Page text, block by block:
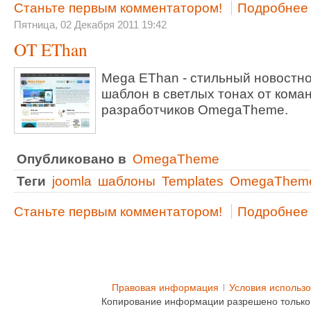
Станьте первым комментатором! Подробнее
Пятница, 02 Декабря 2011 19:42
OT EThan
Mega EThan - стильный
шаблон в светлых тонах от
разработчиков OmegaTheme.
Опубликовано в OmegaTheme
Теги joomla шаблоны Templates
Станьте первым комментатором! Подробнее
Правовая информация
Условия
Копирование информации разрешено